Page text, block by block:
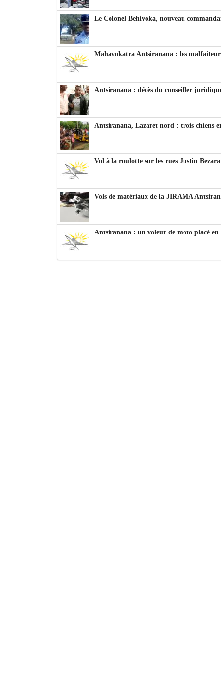
Le Colonel Behivoka, nouveau
Mahavokatra Antsiranana : les
Antsiranana : décès du conseiller
Antsiranana, Lazaret nord : trois chiens
Vol à la roulotte sur les rues Justin
Vols de matériaux de la JIRAMA
Antsiranana : un voleur de moto placé en